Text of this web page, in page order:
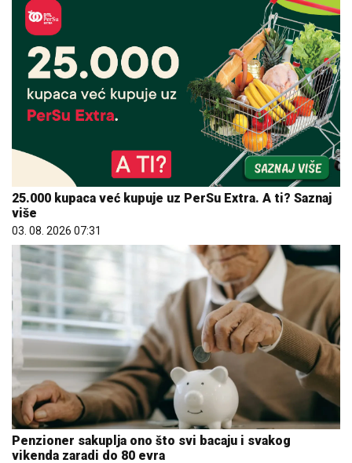
25.000 kupaca već kupuje uz PerSu Extra. A ti? Saznaj
više
03. 08. 2026 07:31
Penzioner sakuplja ono što svi bacaju i svakog
vikenda zaradi do 80 evra